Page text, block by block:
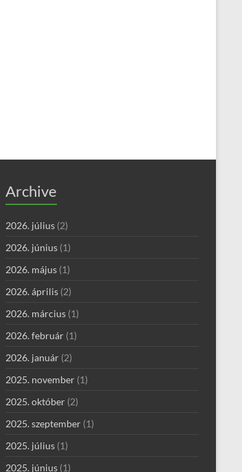
Archive
2026. július (2)
2026. június (1)
2026. május (1)
2026. április (2)
2026. március (1)
2026. február (1)
2026. január (2)
2025. november (1)
2025. október (2)
2025. szeptember (1)
2025. július (1)
2025. június (1)